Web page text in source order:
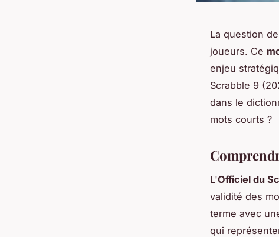
La question
joueurs. Ce
enjeu
Scrabble 9
dans le
mots courts ?
L'Officiel du
validité des
terme avec
qui